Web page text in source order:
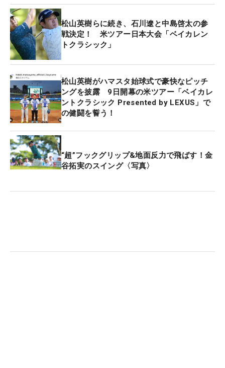
の加算はされない。
松山英樹らに続き、石川遼と中島啓太の参
戦決定！ 米ツアー日本大会「ベイカレン
トクラシック」
松山英樹がハマスタ始球式で豪快なピッチ
ングを披露 9日開幕の米ツアー「ベイカレ
ントクラシック Presented by LEXUS」で
の健闘を誓う！
“超”フックグリップ&地面反力で飛ばす！金
谷拓実のスイング〈写真〉